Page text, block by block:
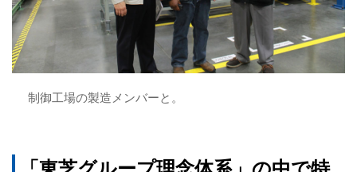
制御工場の製造メンバーと。